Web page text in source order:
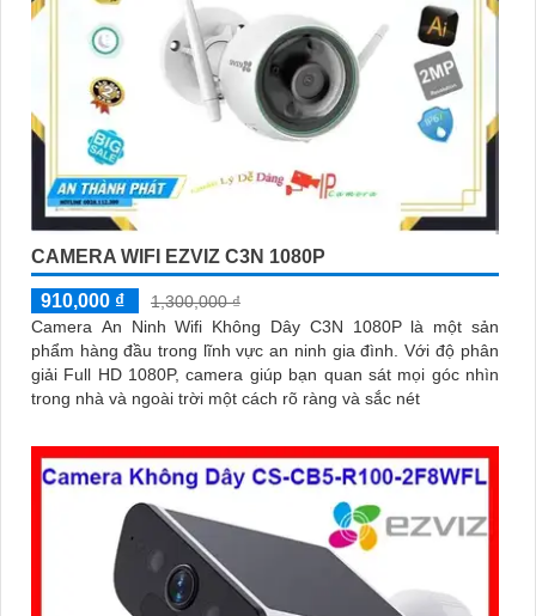
CAMERA WIFI EZVIZ C3N 1080P
910,000 ₫
1,300,000 ₫
Camera An Ninh Wifi Không Dây C3N 1080P là một sản
phẩm hàng đầu trong lĩnh vực an ninh gia đình. Với độ phân
giải Full HD 1080P, camera giúp bạn quan sát mọi góc nhìn
trong nhà và ngoài trời một cách rõ ràng và sắc nét